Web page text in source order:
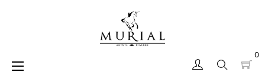
0
Basculer
☰